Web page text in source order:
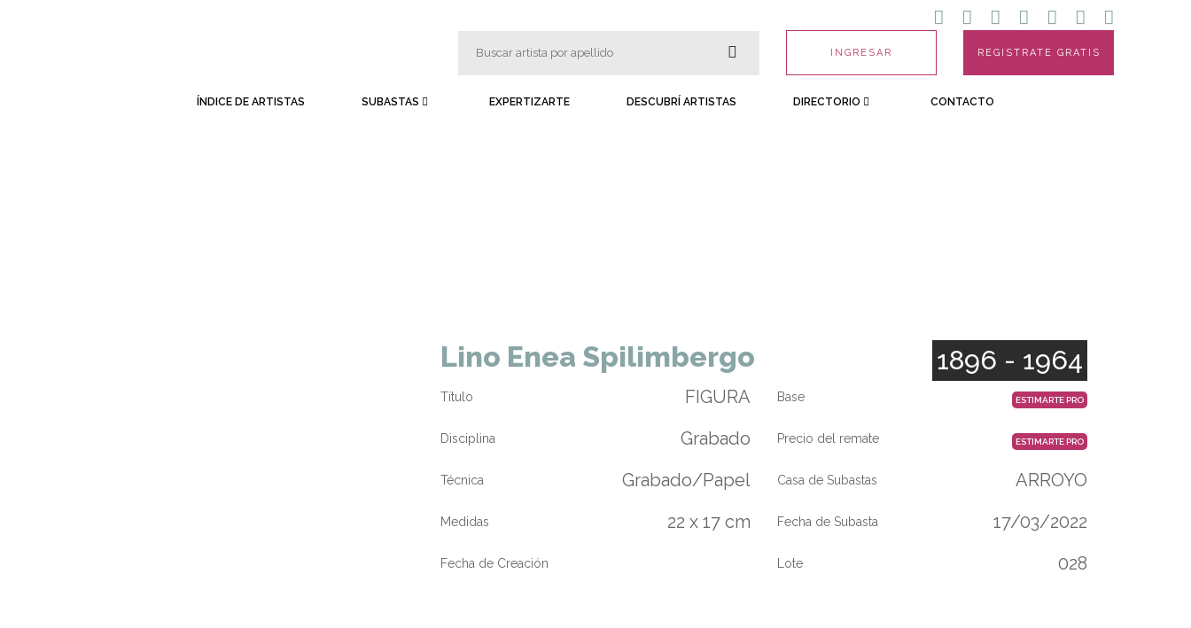
INGRESAR REGISTRATE GRATIS
ÍNDICE DE ARTISTAS SUBASTAS EXPERTIZARTE DESCUBRÍ ARTISTAS DIRECTORIO CONTACTO
1896 - 1964
Lino Enea Spilimbergo
Título FIGURA
Disciplina Grabado
Técnica Grabado/Papel
Medidas 22 x 17 cm
Fecha de Creación
Base ESTIMARTE PRO
Precio del remate ESTIMARTE PRO
Casa de Subastas ARROYO
Fecha de Subasta 17/03/2022
Lote 028